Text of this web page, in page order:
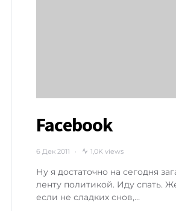
Facebook
6 Дек 2011 1,0K views
Ну я достаточно на сегодня
ленту политикой. Иду спать.
если не сладких снов,…